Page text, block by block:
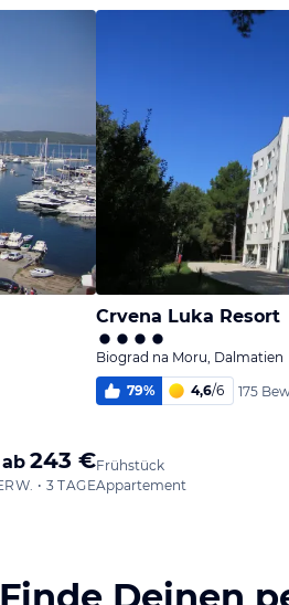
ab 243 €
• 3 TAGE
Crvena Luka Resort
Biograd na Moru, Dalmatien
79% 4,6/6 175
Frühstück
Appartement